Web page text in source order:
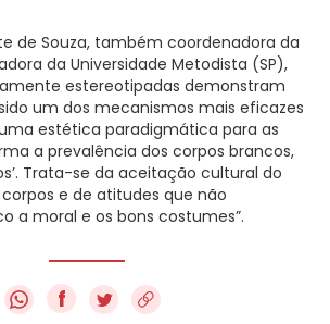
de Souza, também coordenadora da
da Universidade Metodista (SP),
estereotipadas demonstram
um dos mecanismos mais eficazes
estética paradigmática para as
a prevalência dos corpos brancos,
Trata-se da aceitação cultural do
e de atitudes que não
a moral e os bons costumes”.
f